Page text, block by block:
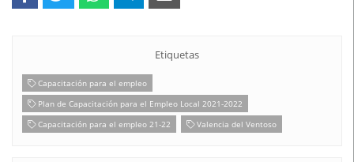
Etiquetas
Capacitación para el empleo
Plan de Capacitación para el Empleo Local 2021-2022
Capacitación para el empleo 21-22
Valencia del Ventoso